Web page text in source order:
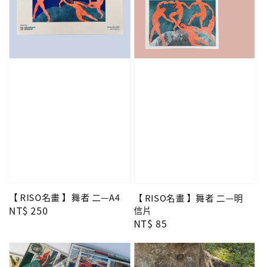
【 RISO名畫 】舞者 二—A4
Regular
NT$ 250
【 RISO名畫 】舞者 二—明
信片
Regular
NT$ 85